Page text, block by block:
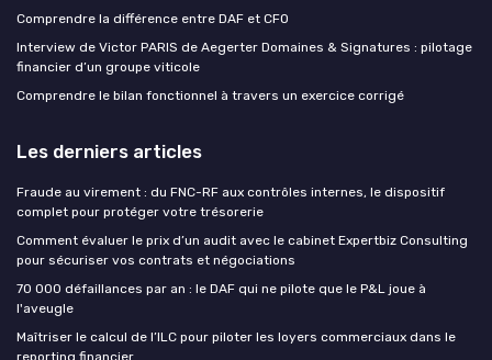
Comprendre la différence entre DAF et CFO
Interview de Victor PARIS de Aegerter Domaines & Signatures : pilotage
financier d’un groupe viticole
Comprendre le bilan fonctionnel à travers un exercice corrigé
Les derniers articles
Fraude au virement : du FNC-RF aux contrôles internes, le dispositif
complet pour protéger votre trésorerie
Comment évaluer le prix d’un audit avec le cabinet Expertbiz Consulting
pour sécuriser vos contrats et négociations
70 000 défaillances par an : le DAF qui ne pilote que le P&L joue à
l'aveugle
Maîtriser le calcul de l’ILC pour piloter les loyers commerciaux dans le
reporting financier